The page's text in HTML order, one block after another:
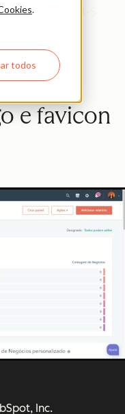
.
todos
(entre 3-5
e favicon
Inc.